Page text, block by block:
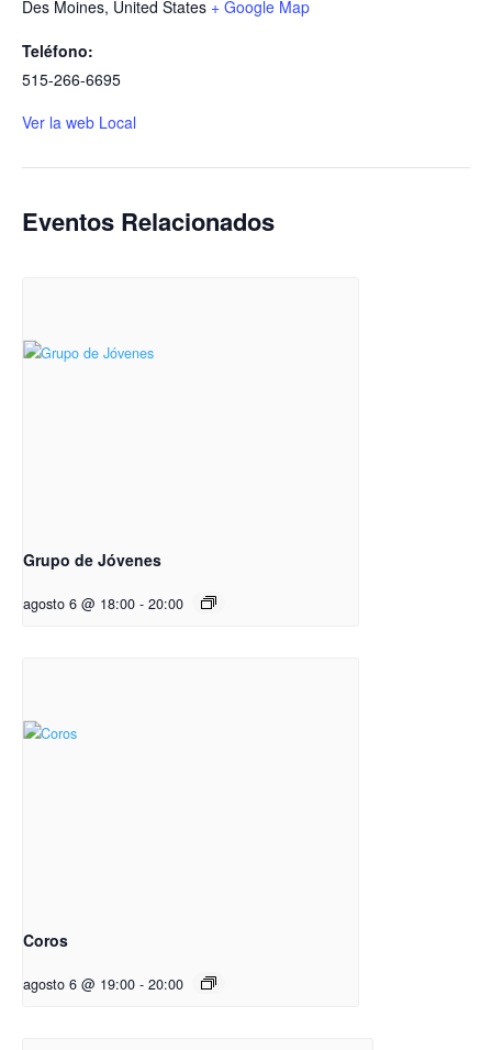
Des Moines, United States + Google Map
Teléfono:
515-266-6695
Ver la web Local
Eventos Relacionados
Grupo de Jóvenes
agosto 6 @ 18:00 - 20:00
Coros
agosto 6 @ 19:00 - 20:00